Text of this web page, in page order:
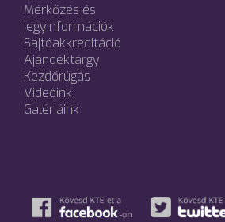
Mérkőzés és
jegyinformációk
Sajtóakkreditáció
Ajándéktárgy
Kezdőrúgás
Videóink
Galériáink